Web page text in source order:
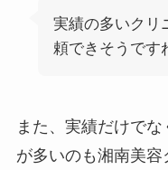
実績の多いクリ
頼できそうです
また、実績だけでな
が多いのも湘南美容